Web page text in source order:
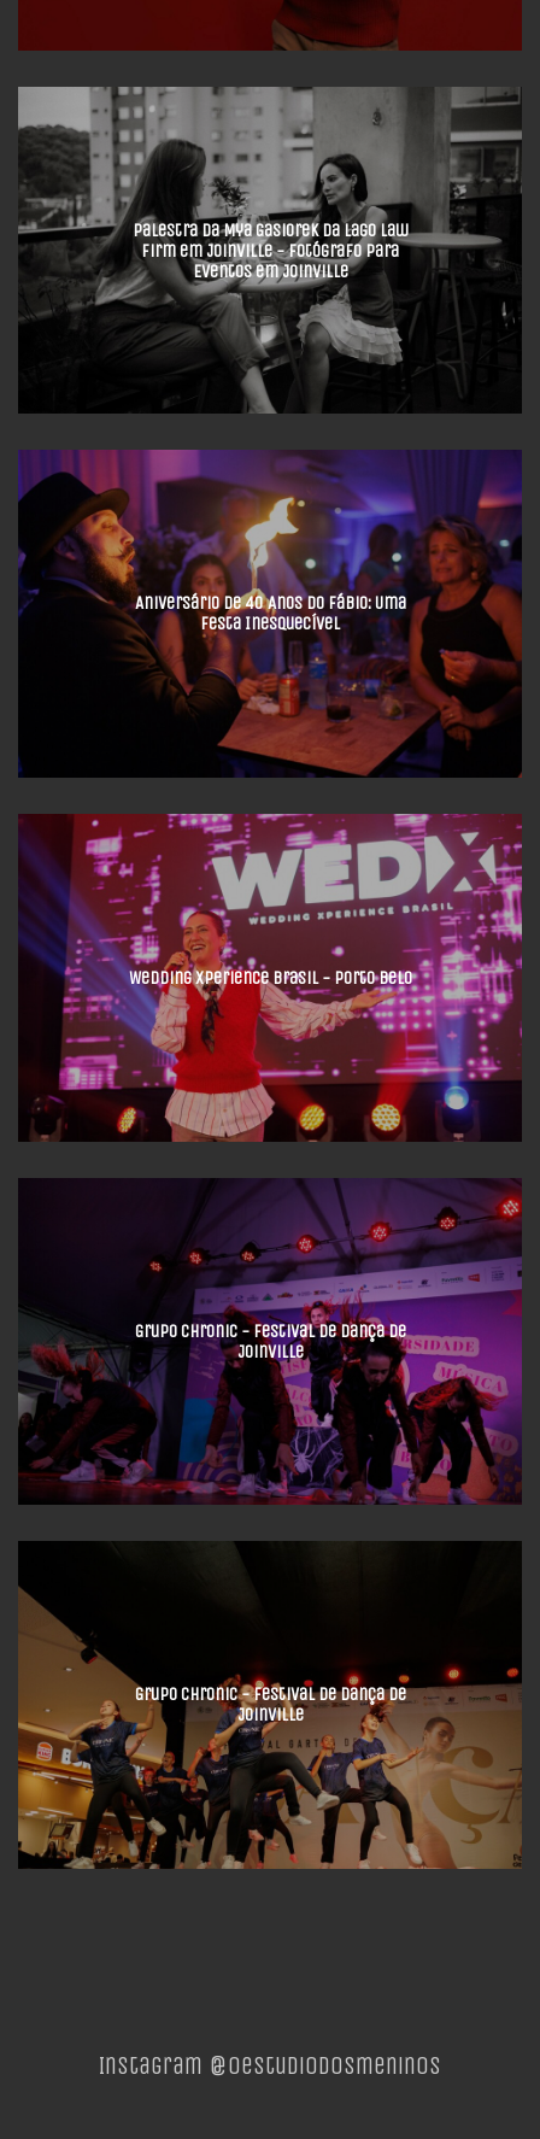
Palestra da Mya Gasiorek da Lago Law
Firm em Joinville - Fotógrafo para
Eventos em Joinville
Aniversário de 40 Anos do Fábio: Uma
Festa Inesquecível
Wedding Xperience Brasil - Porto Belo
Grupo Chronic - Festival de Dança de
Joinville
Grupo Chronic - Festival de Dança de
Joinville
Instagram @oestudiodosmeninos